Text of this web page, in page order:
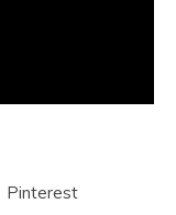
Pinterest